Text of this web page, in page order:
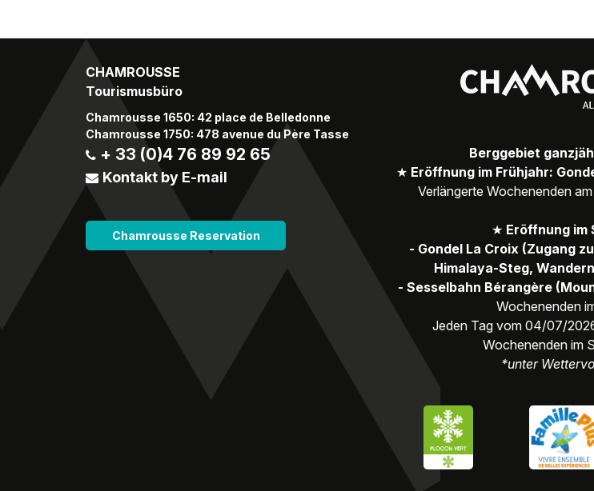
CHAMROUSSE
Tourismusbüro
Chamrousse 1650: 42 place de Belledonne
Chamrousse 1750: 478 avenue du Père Tasse
+ 33 (0)4 76 89 92 65
Kontakt by E-mail
Chamrousse Reservation
Berggebiet
★ Eröffnung im Frühjahr:
Verlängerte Wochenenden
★ Eröffnung im
- Gondel La Croix (Zugang
Himalaya-Steg,
- Sesselbahn Bérangère
Wochenenden
Jeden Tag vom 04/07/
Wochenenden im
*unter